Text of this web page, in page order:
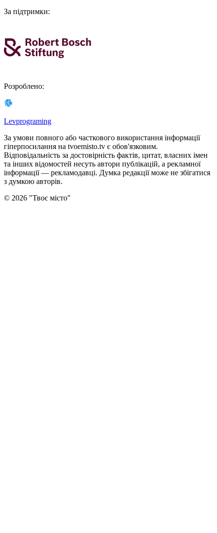
За підтримки:
Розроблено:
Levprograming
За умови повного або часткового використання iнформацiї
гіперпосилання на tvoemisto.tv є обов'язковим.
Відповідальність за достовірність фактів, цитат, власних імен
та інших відомостей несуть автори публікацій, а рекламної
інформації — рекламодавці. Думка редакцiї може не збiгатися
з думкою авторiв.
© 2026 "Твоє місто"